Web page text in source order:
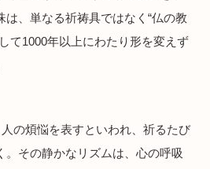
は、単なる祈祷具ではなく“仏の教
て1000年以上にわたり形を変えず
の煩悩を表すといわれ、祈るたび
。その静かなリズムは、心の呼吸